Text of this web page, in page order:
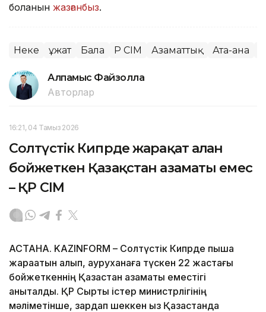
болғанын жазғанбыз.
Неке Құжат Бала ҚР СІМ Азаматтық Ата-ана
Алпамыс Файзолла
Авторлар
16:21, 04 Тамыз 2026
Солтүстік Кипрде жарақат алған
бойжеткен Қазақстан азаматы емес
– ҚР СІМ
АСТАНА. KAZINFORM – Солтүстік Кипрде пышақ
жарақатын алып, ауруханаға түскен 22 жастағы
бойжеткеннің Қазақстан азаматы еместігі
анықталды. ҚР Сыртқы істер министрлігінің
мәліметінше, зардап шеккен қыз Қазақстанда